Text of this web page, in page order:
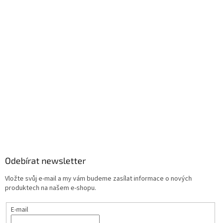
Odebírat newsletter
Vložte svůj e-mail a my vám budeme zasílat informace o nových
produktech na našem e-shopu.
E-mail